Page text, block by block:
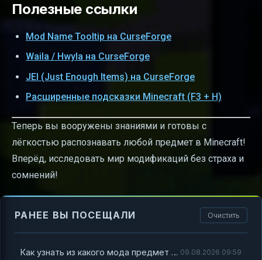
Полезные ссылки
Mod Name Tooltip на CurseForge
Waila / Hwyla на CurseForge
JEI (Just Enough Items) на CurseForge
Расширенные подсказки Minecraft (F3 + H)
Теперь вы вооружены знаниями и готовы с
лёгкостью распознавать любой предмет в Minecraft!
Вперёд, исследовать мир модификаций без страха и
сомнений!
РАНЕЕ ВЫ ПОСЕЩАЛИ Очистить
Как узнать из какого мода предмет Minecraft 09.08.2026 09:59